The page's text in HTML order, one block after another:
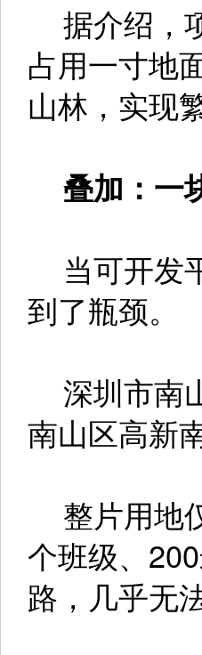
据介绍，
占用一寸地
山林，实现
叠加：一
当可开发
到了瓶颈。
深圳市南
南山区高新
整片用地
个班级、
路，几乎无